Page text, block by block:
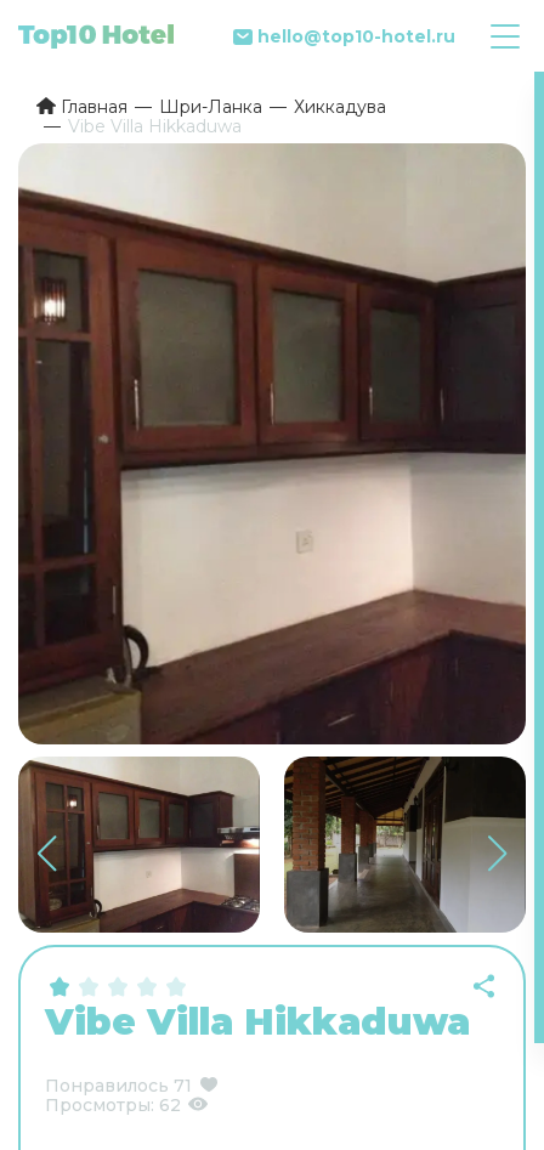
hello@top10-hotel.ru
Главная Шри-Ланка
Хиккадува
Vibe Villa Hikkaduwa
Vibe Villa Hikkaduwa
Понравилось 71
Просмотры: 62